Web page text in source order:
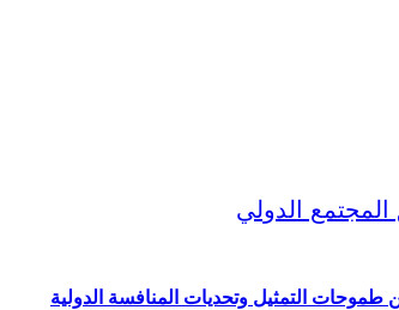
طموحات التمثيل وتحديات المنافسة الدولية